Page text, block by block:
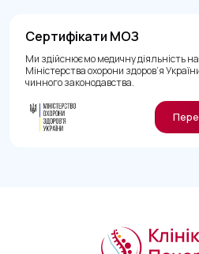
Сертифікати МОЗ
Ми здійснюємо медичну діяльність на
Міністерства охорони здоров’я
чинного законодавства.